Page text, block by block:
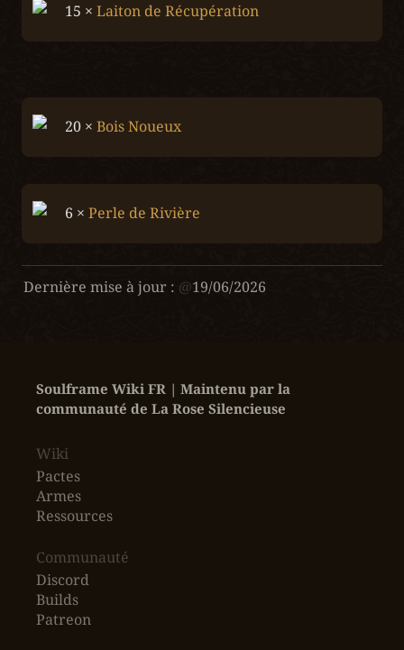
15 × Laiton de Récupération
20 × Bois Noueux
6 × Perle de Rivière
Dernière mise à jour : @19/06/2026
Soulframe Wiki FR | Maintenu par la
communauté de La Rose Silencieuse
Wiki
Pactes
Armes
Ressources
‎Communauté
Discord
Builds
Patreon